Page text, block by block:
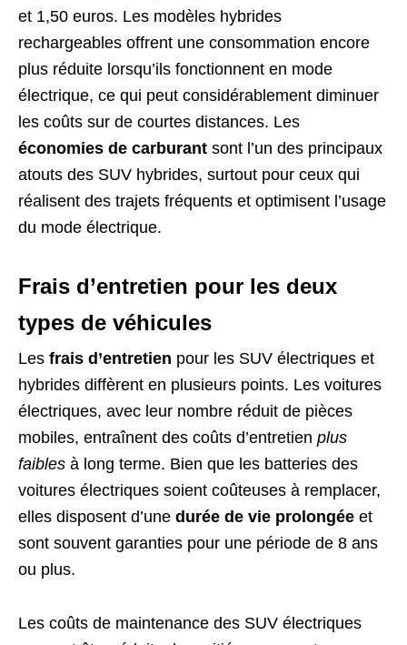
et 1,50 euros. Les modèles hybrides
rechargeables offrent une consommation encore
plus réduite lorsqu’ils fonctionnent en mode
électrique, ce qui peut considérablement diminuer
les coûts sur de courtes distances. Les
économies de carburant sont l’un des principaux
atouts des SUV hybrides, surtout pour ceux qui
réalisent des trajets fréquents et optimisent l’usage
du mode électrique.
Frais d’entretien pour les deux
types de véhicules
Les frais d’entretien pour les SUV électriques et
hybrides diffèrent en plusieurs points. Les voitures
électriques, avec leur nombre réduit de pièces
mobiles, entraînent des coûts d’entretien plus
faibles à long terme. Bien que les batteries des
voitures électriques soient coûteuses à remplacer,
elles disposent d’une durée de vie prolongée et
sont souvent garanties pour une période de 8 ans
ou plus.
Les coûts de maintenance des SUV électriques